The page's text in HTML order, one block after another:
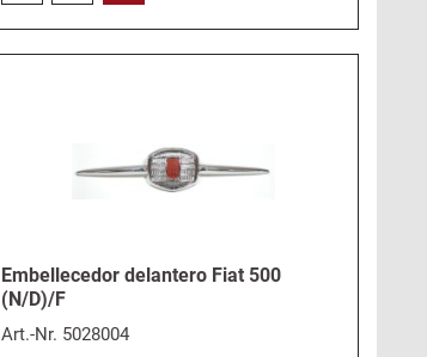
Embellecedor delantero Fiat 500
(N/D)/F
Art.-Nr. 5028004